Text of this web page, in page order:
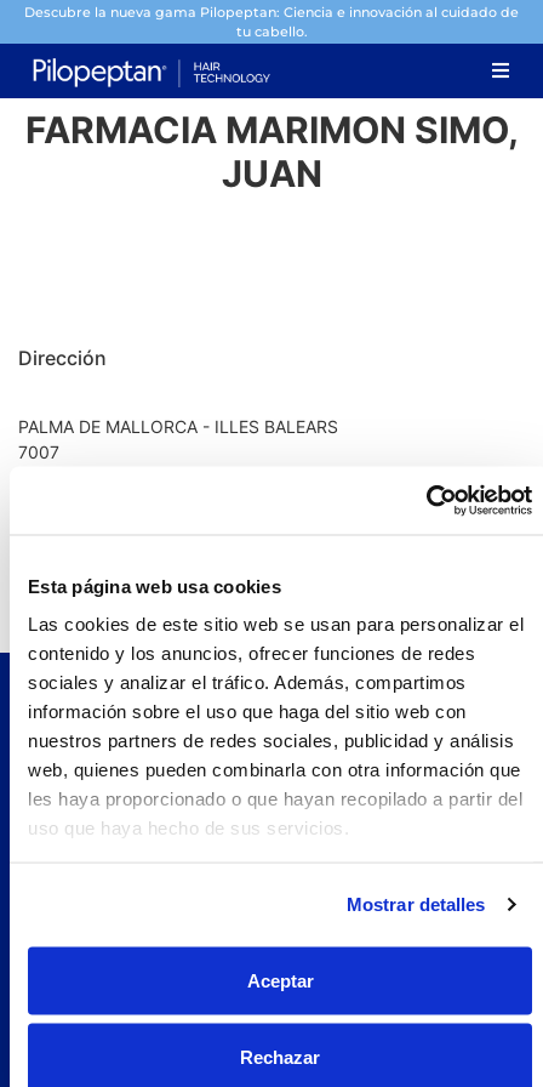
Esta página web usa cookies
Las cookies de este sitio web se usan para personalizar el
contenido y los anuncios, ofrecer funciones de redes
sociales y analizar el tráfico. Además, compartimos
información sobre el uso que haga del sitio web con
nuestros partners de redes sociales, publicidad y análisis
web, quienes pueden combinarla con otra información que
les haya proporcionado o que hayan recopilado a partir del
uso que haya hecho de sus servicios.
Mostrar detalles
Aceptar
Rechazar
Descubre la nueva gama Pilopeptan: Ciencia e innovación al cuidado de
tu cabello.
FARMACIA MARIMON SIMO,
JUAN
Dirección
PALMA DE MALLORCA - ILLES BALEARS
7007
Teléfono: 971267660.0
Pilopeptan es una marca de Laboratorio Genové.
Avenida Carrilet 293-297, 08907.
Hospitalet de Llobregat, Barcelona (España)
Navegación
Soluciones